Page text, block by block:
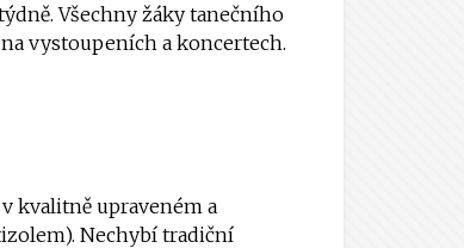
Všechny žáky tanečního
vystoupeních a koncertech.
kvalitně upraveném a
Nechybí tradiční